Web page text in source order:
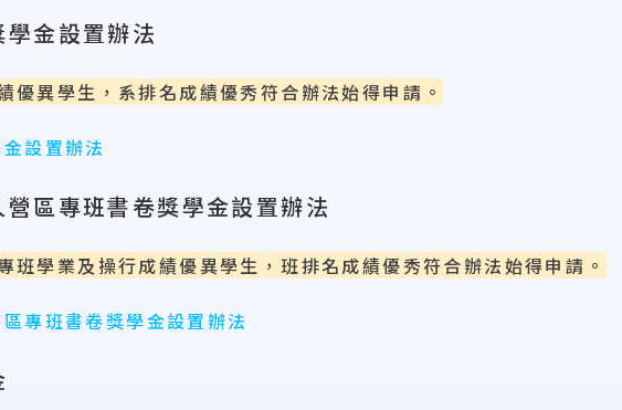
金設置辦法
優異學生，系排名成績優秀符合辦法始得申請。
設置辦法
區專班書卷獎學金設置辦法
班學業及操行成績優異學生，班排名成績優秀符合辦法始得申請。
專班書卷獎學金設置辦法